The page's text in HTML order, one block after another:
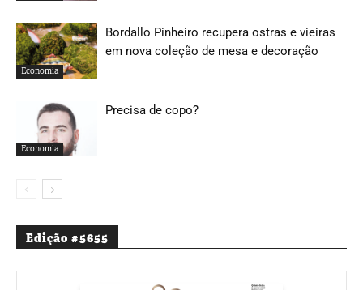
Economia
Bordallo Pinheiro recupera ostras e vieiras
em nova coleção de mesa e decoração
Economia
Precisa de copo?
Edição #5655